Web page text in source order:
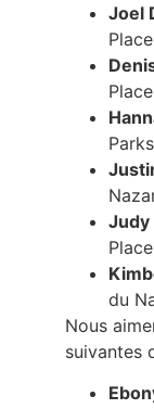
Joel
Judy
du
Nous
suivantes